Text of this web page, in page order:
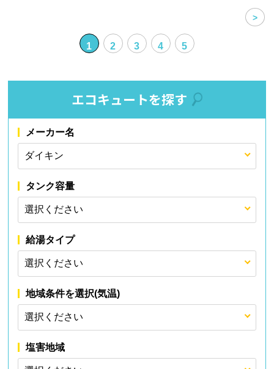
1 2 3 4 5
>
エコキュートを探す
メーカー名
タンク容量
給湯タイプ
地域条件を選択(気温)
塩害地域